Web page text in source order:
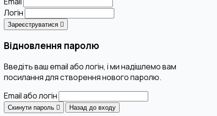
Логін
Зареєструватися
Відновлення паролю
Введіть ваш email або логін, і ми надішлемо вам
посилання для створення нового паролю.
Email або логін
Скинути пароль Назад до входу